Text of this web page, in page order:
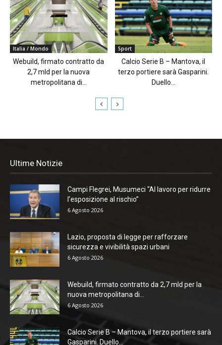
Italia / Mondo
Webuild, firmato contratto da
2,7 mld per la nuova
metropolitana di...
Sport
Calcio Serie B – Mantova, il
terzo portiere sarà Gasparini.
Duello...
Ultime Notizie
Campi Flegrei, Musumeci “Al lavoro per ridurre
l’esposizione al rischio”
6 Agosto 2026
Lazio, proposta di legge per rafforzare
sicurezza e vivibilità spazi urbani
6 Agosto 2026
Webuild, firmato contratto da 2,7 mld per la
nuova metropolitana di...
6 Agosto 2026
Calcio Serie B – Mantova, il terzo portiere sarà
Gasparini. Duello...